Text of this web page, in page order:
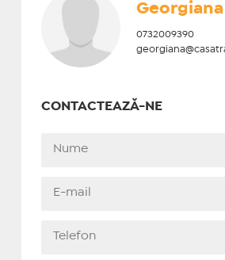
0732009390
CONTACTEAZĂ-NE